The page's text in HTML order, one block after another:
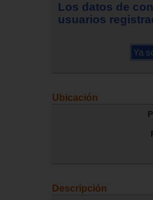
Los datos de
usuarios
Ubicación
Descripción